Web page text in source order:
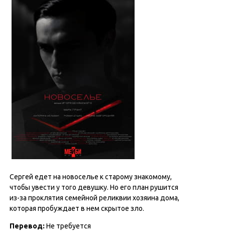
Сергей едет на новоселье к старому знакомому,
чтобы увести у того девушку. Но его план рушится
из-за проклятия семейной реликвии хозяина дома,
которая пробуждает в нем скрытое зло.
Перевод: Не требуется